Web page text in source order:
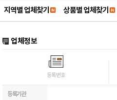
지역별 업체찾기 상품별 업체찾기
업체정보
등록번호
등록기관